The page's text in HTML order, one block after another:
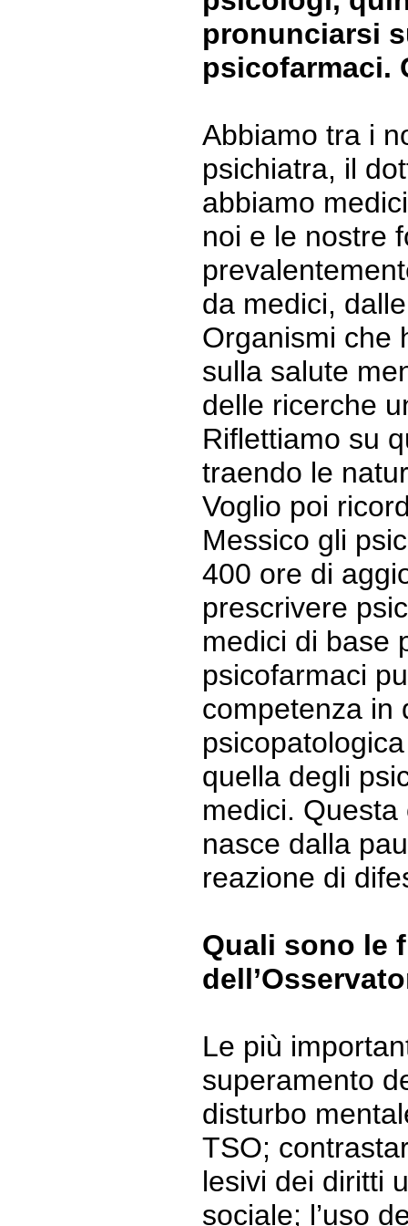
pronunciarsi
psicofarmaci.
Abbiamo tra i
psichiatra, il
abbiamo
noi e le nostre
da medici,
Organismi che
sulla salute
delle ricerche
Riflettiamo su
traendo le
Voglio poi
Messico gli
400 ore di
prescrivere
medici di base
psicofarmaci
competenza in
quella degli
medici.
nasce dalla
reazione di
Quali sono le
Le più
superamento
disturbo
TSO;
lesivi dei diritti
sociale; l’uso